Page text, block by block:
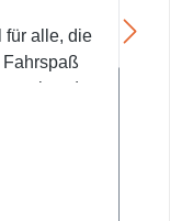
für alle, die
Fahrspaß
des
und der
ein